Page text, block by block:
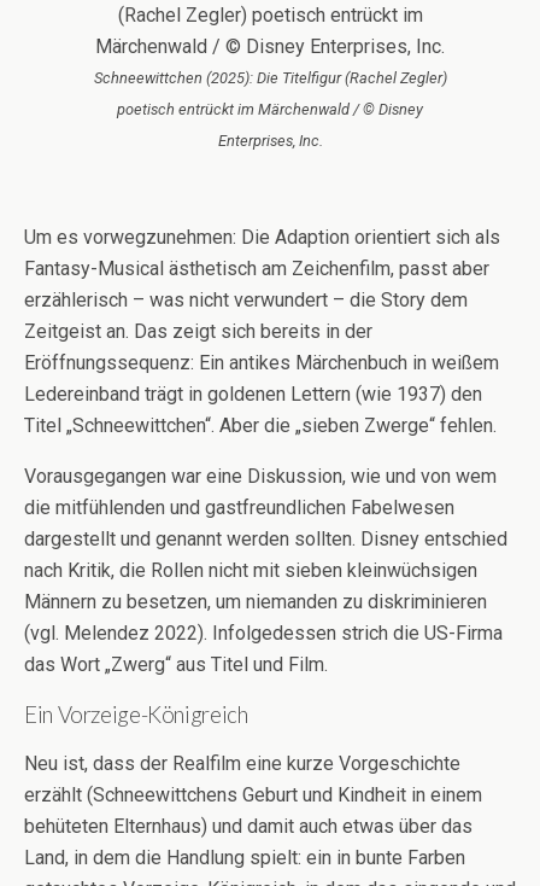
Schneewittchen (2025): Die Titelfigur (Rachel Zegler)
poetisch entrückt im Märchenwald / © Disney
Enterprises, Inc.
Um es vorwegzunehmen: Die Adaption orientiert sich als
Fantasy-Musical ästhetisch am Zeichenfilm, passt aber
erzählerisch – was nicht verwundert – die Story dem
Zeitgeist an. Das zeigt sich bereits in der
Eröffnungssequenz: Ein antikes Märchenbuch in weißem
Ledereinband trägt in goldenen Lettern (wie 1937) den
Titel „Schneewittchen“. Aber die „sieben Zwerge“ fehlen.
Vorausgegangen war eine Diskussion, wie und von wem
die mitfühlenden und gastfreundlichen Fabelwesen
dargestellt und genannt werden sollten. Disney entschied
nach Kritik, die Rollen nicht mit sieben kleinwüchsigen
Männern zu besetzen, um niemanden zu diskriminieren
(vgl. Melendez 2022). Infolgedessen strich die US-Firma
das Wort „Zwerg“ aus Titel und Film.
Ein Vorzeige-Königreich
Neu ist, dass der Realfilm eine kurze Vorgeschichte
erzählt (Schneewittchens Geburt und Kindheit in einem
behüteten Elternhaus) und damit auch etwas über das
Land, in dem die Handlung spielt: ein in bunte Farben